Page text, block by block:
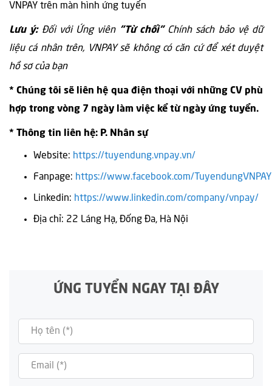
VNPAY trên màn hình ứng tuyển
Lưu ý:Đối với Ứng viên"Từ chối"Chính sách bảo vệ dữ
liệu cá nhân trên, VNPAY sẽ không có căn cứ để xét duyệt
hồ sơ của bạn
* Chúng tôi sẽ liên hệ qua điện thoại với những CV phù
hợp trong vòng 7 ngày làm việc kể từ ngày ứng tuyển.
* Thông tin liên hệ: P. Nhân sự
Website: https://tuyendung.vnpay.vn/
Fanpage: https://www.facebook.com/TuyendungVNPAY
Linkedin: https://www.linkedin.com/company/vnpay/
Địa chỉ: 22 Láng Hạ, Đống Đa, Hà Nội
ỨNG TUYỂN NGAY TẠI ĐÂY